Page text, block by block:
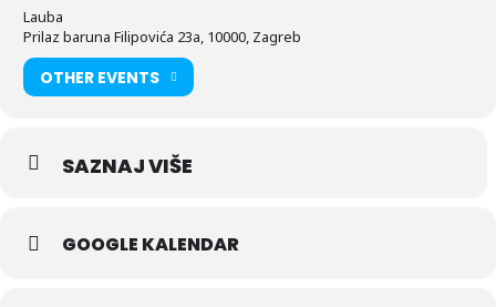
Lauba
Prilaz baruna Filipovića 23a, 10000, Zagreb
OTHER EVENTS
SAZNAJ VIŠE
GOOGLE KALENDAR